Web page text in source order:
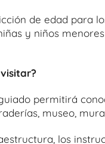
de edad para
y niños
permitirá
museo,
los